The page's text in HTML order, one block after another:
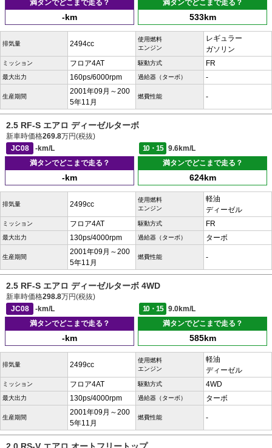
満タンでどこまで走る？
-km
満タンでどこまで走る？
533km
排気量 2494cc
使用燃料
エンジン
レギュラー
ガソリン
ミッション フロア4AT 駆動方式 FR
最大出力 160ps/6000rpm 過給器（ターボ） -
生産期間
2001年09月～200
5年11月
燃費性能 -
2.5 RF-S エアロ ディーゼルターボ
新車時価格269.8万円(税抜)
JC08
-km/L 10・15
9.6km/L
満タンでどこまで走る？
-km
満タンでどこまで走る？
624km
排気量 2499cc
使用燃料
エンジン
軽油
ディーゼル
ミッション フロア4AT 駆動方式 FR
最大出力 130ps/4000rpm 過給器（ターボ） ターボ
生産期間
2001年09月～200
5年11月
燃費性能 -
2.5 RF-S エアロ ディーゼルターボ 4WD
新車時価格298.8万円(税抜)
JC08
-km/L 10・15
9.0km/L
満タンでどこまで走る？
-km
満タンでどこまで走る？
585km
排気量 2499cc
使用燃料
エンジン
軽油
ディーゼル
ミッション フロア4AT 駆動方式 4WD
最大出力 130ps/4000rpm 過給器（ターボ） ターボ
生産期間
2001年09月～200
5年11月
燃費性能 -